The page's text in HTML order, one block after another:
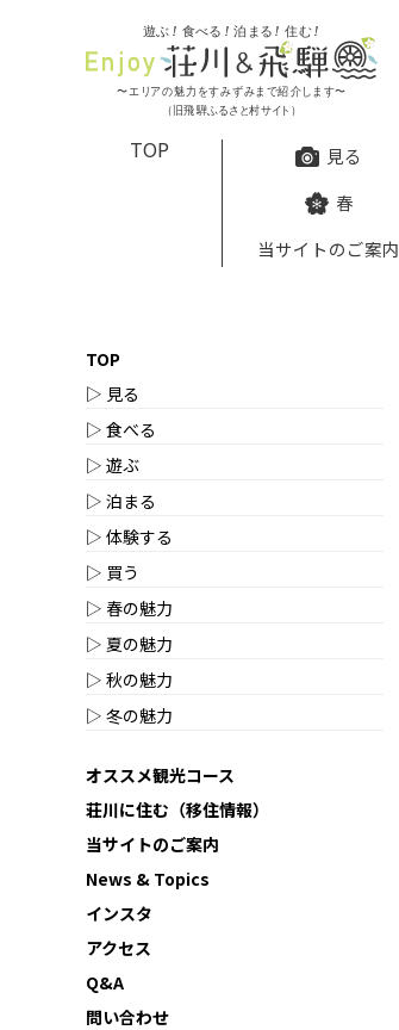
TOP 見る
春
当サイトのご案内
TOP
▷ 見る
▷ 食べる
▷ 遊ぶ
▷ 泊まる
▷ 体験する
▷ 買う
▷ 春の魅力
▷ 夏の魅力
▷ 秋の魅力
▷ 冬の魅力
オススメ観光コース
荘川に住む（移住情報）
当サイトのご案内
News & Topics
インスタ
アクセス
Q&A
問い合わせ